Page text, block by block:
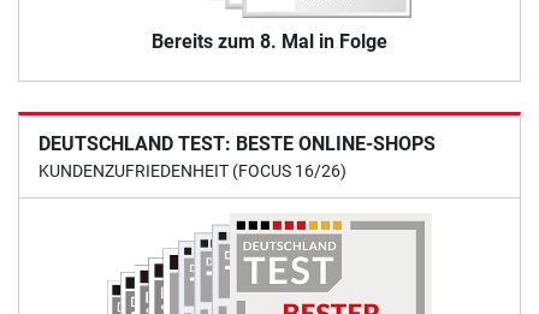
Bereits zum 8. Mal in Folge
DEUTSCHLAND TEST: BESTE ONLINE-SHOPS
KUNDENZUFRIEDENHEIT (FOCUS 16/26)